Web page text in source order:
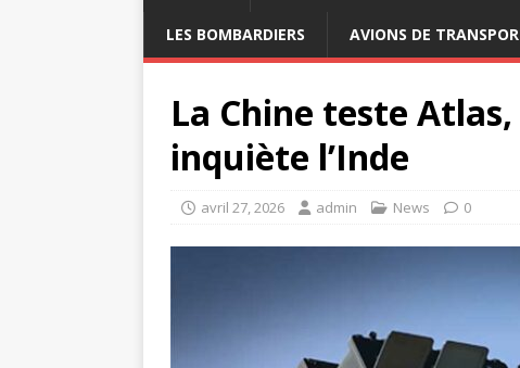
LES BOMBARDIERS AVIONS DE
La Chine teste
inquiète l’Inde
avril 27, 2026 admin News 0